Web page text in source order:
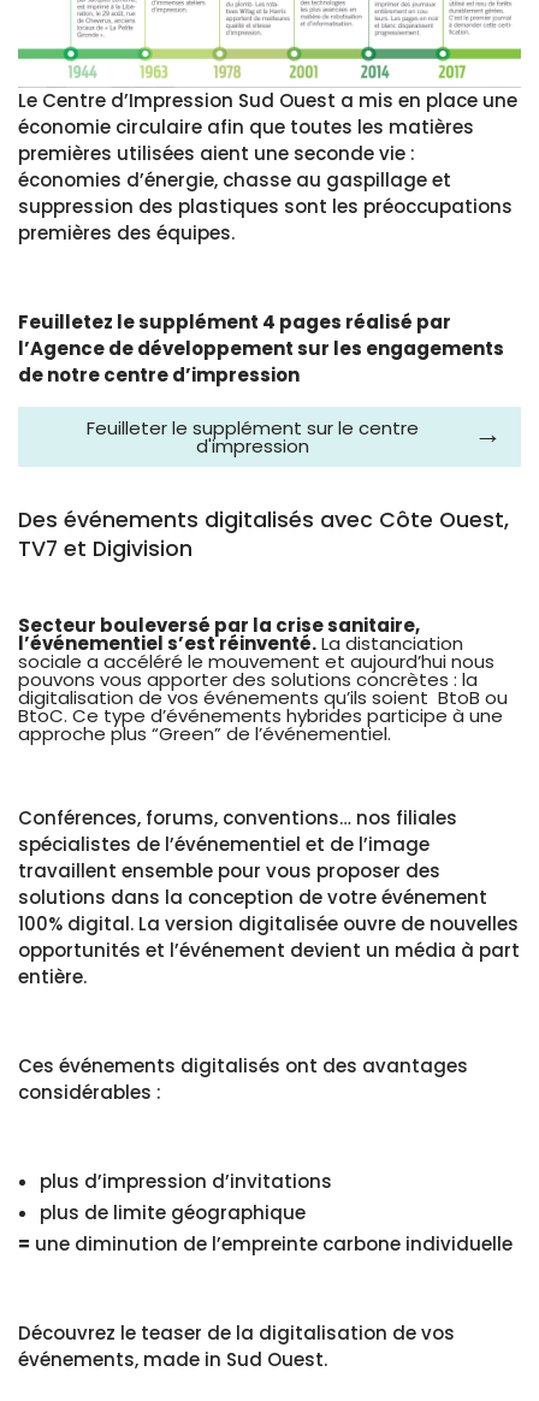
Le Centre d’Impression Sud Ouest a mis en place une
économie circulaire afin que toutes les matières
premières utilisées aient une seconde vie :
économies d’énergie, chasse au gaspillage et
suppression des plastiques sont les préoccupations
premières des équipes.
Feuilletez le supplément 4 pages réalisé par
l’Agence de développement sur les engagements
de notre centre d’impression
Feuilleter le supplément sur le centre
d'impression
Des événements digitalisés avec Côte Ouest,
TV7 et Digivision
Secteur bouleversé par la crise sanitaire,
l’événementiel s’est réinventé.La distanciation
sociale a accéléré le mouvement et aujourd’hui nous
pouvons vous apporter des solutions concrètes : la
digitalisation de vos événements qu’ils soient BtoB ou
BtoC. Ce type d’événements hybrides participe à une
approche plus “Green” de l’événementiel.
Conférences, forums, conventions… nos filiales
spécialistes de l’événementiel et de l’image
travaillent ensemble pour vous proposer des
solutions dans la conception de votre événement
100% digital. La version digitalisée ouvre de nouvelles
opportunités et l’événement devient un média à part
entière.
Ces événements digitalisés ont des avantages
considérables :
plus d’impression d’invitations
plus de limite géographique
= une diminution de l’empreinte carbone individuelle
Découvrez le teaser de la digitalisation de vos
événements, made in Sud Ouest.